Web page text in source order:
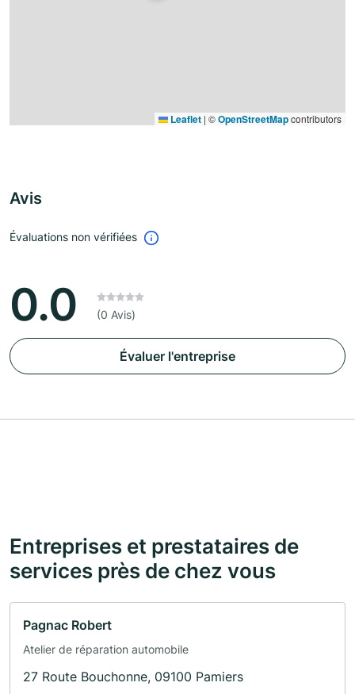
Leaflet | ©OpenStreetMapcontributors
Avis
Évaluations non vérifiées
0.0 (0 Avis)
Évaluer l'entreprise
Entreprises et prestataires de
services près de chez vous
Pagnac Robert
Atelier de réparation automobile
27 Route Bouchonne, 09100 Pamiers